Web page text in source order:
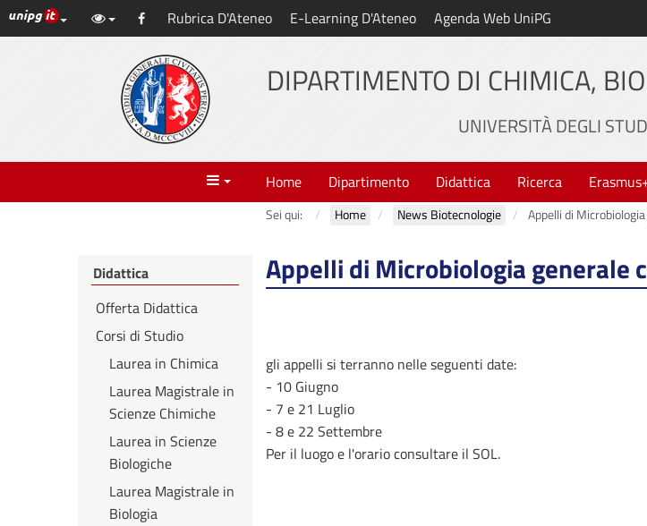
Vai
al
Link ai principali servizi web di Ateneo
Facebook
Rubrica D'Ateneo E-Learning D'Ateneo Agenda Web UniPG
DIPARTIMENTO DI CHIMICA,
UNIVERSITÀ DEGLI
Menu Home Dipartimento Didattica Ricerca
Sei qui: Home News Biotecnologie Appelli di
Appelli di Microbiologia generale
gli appelli si terranno nelle seguenti date:
- 10 Giugno
- 7 e 21 Luglio
- 8 e 22 Settembre
Per il luogo e l'orario consultare il SOL.
Didattica
Offerta Didattica
Corsi di Studio
Laurea in Chimica
Laurea Magistrale in
Scienze Chimiche
Laurea in Scienze
Biologiche
Laurea Magistrale in
Biologia